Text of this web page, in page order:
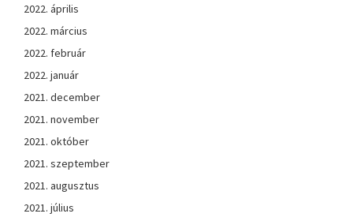
2022. április
2022. március
2022. február
2022. január
2021. december
2021. november
2021. október
2021. szeptember
2021. augusztus
2021. július